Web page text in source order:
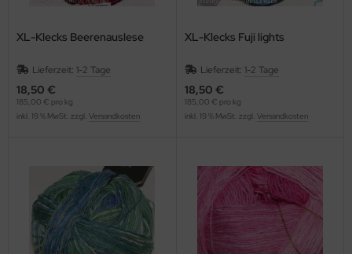
XL-Klecks Beerenauslese
Lieferzeit: 1-2 Tage
18,50 €
185,00 € pro kg
inkl. 19 % MwSt. zzgl. Versandkosten
XL-Klecks Fuji lights
Lieferzeit: 1-2 Tage
18,50 €
185,00 € pro kg
inkl. 19 % MwSt. zzgl. Versandkosten